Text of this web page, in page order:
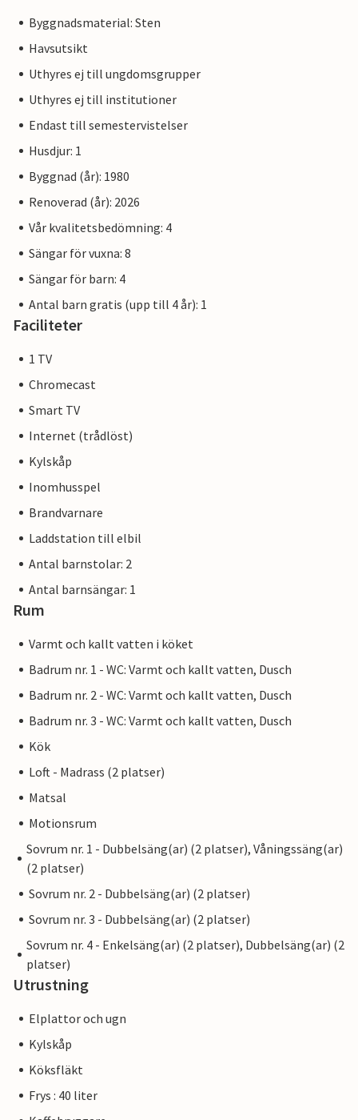
Byggnadsmaterial: Sten
Havsutsikt
Uthyres ej till ungdomsgrupper
Uthyres ej till institutioner
Endast till semestervistelser
Husdjur: 1
Byggnad (år): 1980
Renoverad (år): 2026
Vår kvalitetsbedömning: 4
Sängar för vuxna: 8
Sängar för barn: 4
Antal barn gratis (upp till 4 år): 1
Faciliteter
1 TV
Chromecast
Smart TV
Internet (trådlöst)
Kylskåp
Inomhusspel
Brandvarnare
Laddstation till elbil
Antal barnstolar: 2
Antal barnsängar: 1
Rum
Varmt och kallt vatten i köket
Badrum nr. 1 - WC: Varmt och kallt vatten, Dusch
Badrum nr. 2 - WC: Varmt och kallt vatten, Dusch
Badrum nr. 3 - WC: Varmt och kallt vatten, Dusch
Kök
Loft - Madrass (2 platser)
Matsal
Motionsrum
Sovrum nr. 1 - Dubbelsäng(ar) (2 platser), Våningssäng(ar)
(2 platser)
Sovrum nr. 2 - Dubbelsäng(ar) (2 platser)
Sovrum nr. 3 - Dubbelsäng(ar) (2 platser)
Sovrum nr. 4 - Enkelsäng(ar) (2 platser), Dubbelsäng(ar) (2
platser)
Utrustning
Elplattor och ugn
Kylskåp
Köksfläkt
Frys : 40 liter